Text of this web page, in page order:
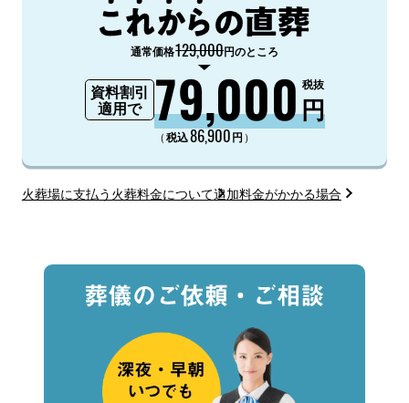
通常価格129,000円のところ
資料割引
適用で
79,000円
税抜
（税込86,900円 ）
火葬場に支払う火葬料金について追加料金がかかる場合